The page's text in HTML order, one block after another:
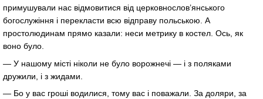
примушували нас відмовитися від церковнослов’янського
богослужіння і перекласти всю відправу польською. А
простолюдинам прямо казали: неси метрику в костел. Ось, як
воно було.
— У нашому місті ніколи не було ворожнечі — і з поляками
дружили, і з жидами.
— Бо у вас гроші водилися, тому вас і поважали. За доляри, за